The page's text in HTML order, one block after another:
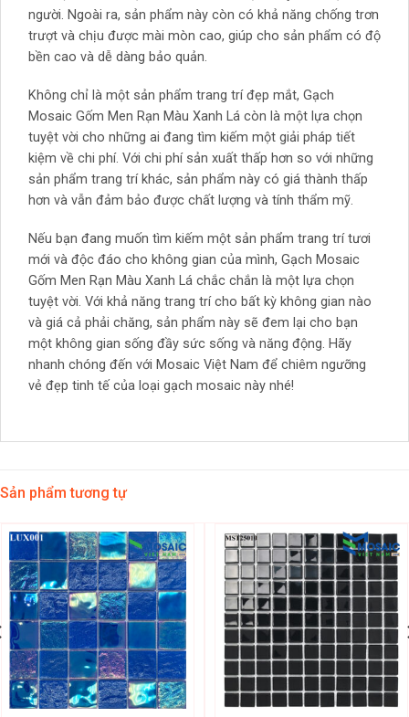
người. Ngoài ra, sản phẩm này còn có khả năng chống trơn
trượt và chịu được mài mòn cao, giúp cho sản phẩm có độ
bền cao và dễ dàng bảo quản.
Không chỉ là một sản phẩm trang trí đẹp mắt, Gạch
Mosaic Gốm Men Rạn Màu Xanh Lá còn là một lựa chọn
tuyệt vời cho những ai đang tìm kiếm một giải pháp tiết
kiệm về chi phí. Với chi phí sản xuất thấp hơn so với những
sản phẩm trang trí khác, sản phẩm này có giá thành thấp
hơn và vẫn đảm bảo được chất lượng và tính thẩm mỹ.
Nếu bạn đang muốn tìm kiếm một sản phẩm trang trí tươi
mới và độc đáo cho không gian của mình, Gạch Mosaic
Gốm Men Rạn Màu Xanh Lá chắc chắn là một lựa chọn
tuyệt vời. Với khả năng trang trí cho bất kỳ không gian nào
và giá cả phải chăng, sản phẩm này sẽ đem lại cho bạn
một không gian sống đầy sức sống và năng động. Hãy
nhanh chóng đến với Mosaic Việt Nam để chiêm ngưỡng
vẻ đẹp tinh tế của loại gạch mosaic này nhé!
Sản phẩm tương tự